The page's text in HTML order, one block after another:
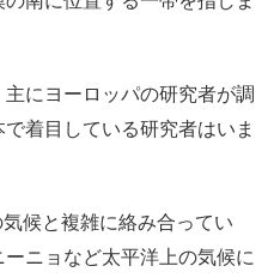
にヨーロッパの研究者が調
着目している研究者はいま
候と複雑に絡み合ってい
ニョなど太平洋上の気候に